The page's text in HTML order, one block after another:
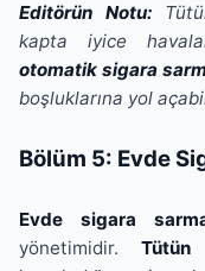
Editörün Notu:
kapta iyice
otomatik sigara
boşluklarına yol
Bölüm 5: Evde
Evde sigara
yönetimidir.